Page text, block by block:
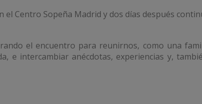
el Centro Sopeña Madrid y dos días después
el encuentro para reunirnos, como una
e intercambiar anécdotas, experiencias y,